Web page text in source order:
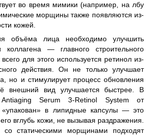
во время мимики (например, на лбу
морщины также появляются из-
кожей.
объёма лица необходимо улучшить
коллагена — главного строительного
для этого используется ретинол из-
действия. Он не только улучшает
но и стимулирует процесс обновления
внешний вид улучшается быстрее. В
Serum 3-Retinol System от
«упакован» в липидные капсулы — это
вглубь кожи, не вызывая раздражения.
статическими морщинами подходят